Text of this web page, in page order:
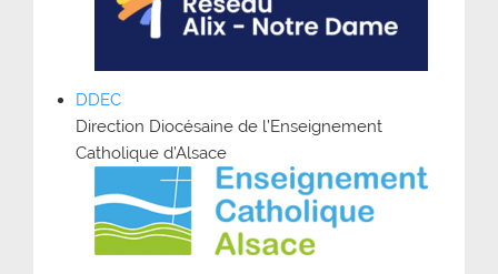
DDEC
Direction Diocésaine de l’Enseignement
Catholique d’Alsace